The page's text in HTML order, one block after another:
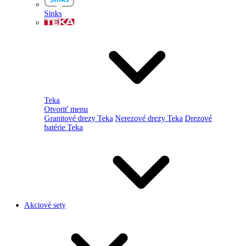
Sinks
Teka
Otvoriť menu
Granitové drezy Teka Nerezové drezy Teka Drezové
batérie Teka
Akciové sety